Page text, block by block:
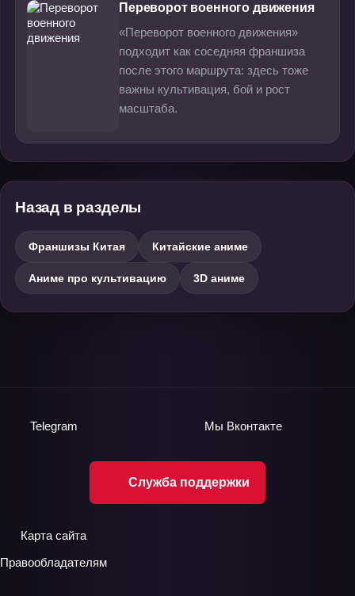
Переворот военного движения
«Переворот военного движения»
подходит как соседняя франшиза
после этого маршрута: здесь тоже
важны культивация, бой и рост
масштаба.
Назад в разделы
Франшизы Китая Китайские аниме
Аниме про культивацию 3D аниме
Служба поддержки
Telegram Мы Вконтакте
Карта сайта
Правообладателям